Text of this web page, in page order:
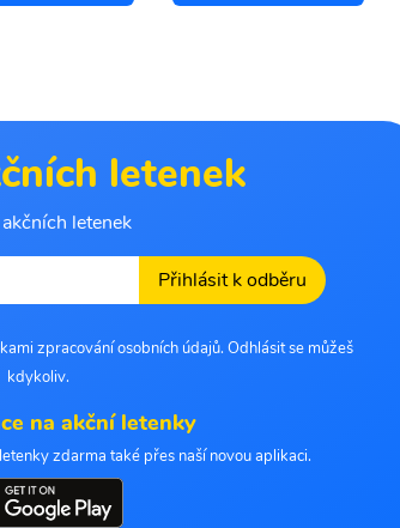
letenek
letenek
Přihlásit k odběru
zpracování osobních údajů. Odhlásit se můžeš
kdykoliv.
na akční letenky
zdarma také přes naší novou aplikaci.